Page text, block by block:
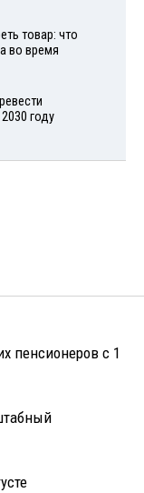
товар: что
во время
году
пенсионеров с 1